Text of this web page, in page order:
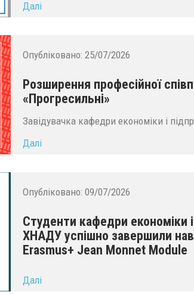
Далі
Опубліковано: 25/07/2026
Розширення професійної
«Прогресильні»
Завідувачка кафедри економіки і
Далі
Опубліковано: 09/07/2026
Студенти кафедри економіки
ХНАДУ успішно завершили
Erasmus+ Jean Monnet Module
Далі